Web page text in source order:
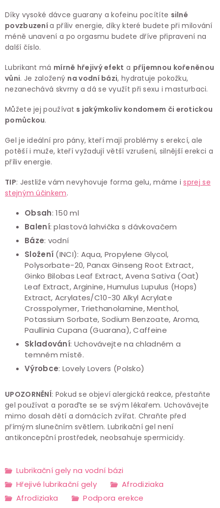
Díky vysoké dávce guarany a kofeinu pocítíte silné
povzbuzenía příliv energie, díky které budete při milování
méně unavení a po orgasmu budete dříve připravení na
další číslo.
Lubrikant má mírně hřejivý efekt a příjemnou kořeněnou
vůni. Je založený na vodní bázi, hydratuje pokožku,
nezanechává skvrny a dá se využít při sexu i masturbaci.
Můžete jej používat s jakýmkoliv kondomem či erotickou
pomůckou.
Gel je ideální pro pány, kteří mají problémy s erekcí, ale
potěší i muže, kteří vyžadují větší vzrušení, silnější erekci a
příliv energie.
TIP: Jestliže vám nevyhovuje forma gelu, máme isprej se
stejným účinkem.
Obsah: 150 ml
Balení: plastová lahvička s dávkovačem
Báze: vodní
Složení (INCI): Aqua, Propylene Glycol,
Polysorbate-20, Panax Ginseng Root Extract,
Ginko Bilobas Leaf Extract, Avena Sativa (Oat)
Leaf Extract, Arginine, Humulus Lupulus (Hops)
Extract, Acrylates/C10-30 Alkyl Acrylate
Crosspolymer, Triethanolamine, Menthol,
Potassium Sorbate, Sodium Benzoate, Aroma,
Paullinia Cupana (Guarana), Caffeine
Skladování: Uchovávejte na chladném a
temném místě.
Výrobce: Lovely Lovers (Polsko)
UPOZORNĚNÍ: Pokud se objeví alergická reakce, přestaňte
gel používat a poraďte se se svým lékařem. Uchovávejte
mimo dosah dětí a domácích zvířat. Chraňte před
přímým slunečním světlem. Lubrikační gel není
antikoncepční prostředek, neobsahuje spermicidy.
Lubrikační gely na vodní bázi
Hřejivé lubrikační gely
Afrodiziaka
Afrodiziaka
Podpora erekce